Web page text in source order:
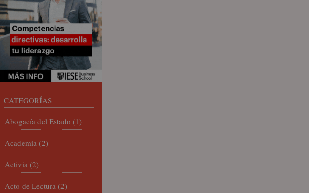
CATEGORÍAS
Abogacía del Estado (1)
Academia (2)
Activia (2)
Acto de Lectura (2)